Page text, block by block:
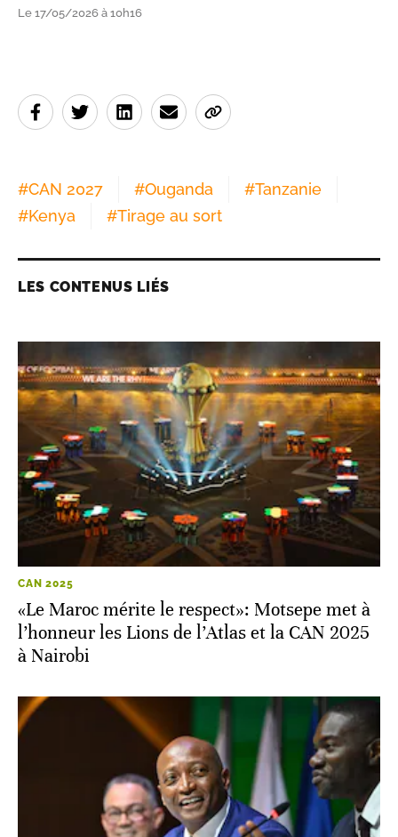
Le 17/05/2026 à 10h16
#CAN 2027 #Ouganda #Tanzanie
#Kenya #Tirage au sort
LES CONTENUS LIÉS
CAN 2025
«Le Maroc mérite le respect»: Motsepe met à
l’honneur les Lions de l’Atlas et la CAN 2025
à Nairobi